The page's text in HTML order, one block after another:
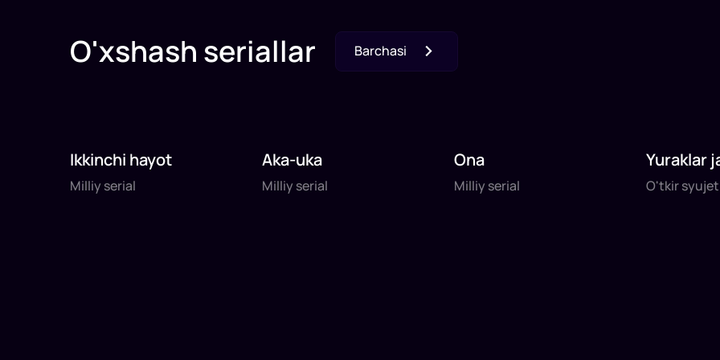
O'xshash seriallar Barchasi
Milliy serial
daq
Ikkinchi hayot
Milliy serial
Milliy serial
daq
Aka-uka
Milliy serial
Milliy serial
daq
Ona
Milliy serial
O'tkir
daq
Yuraklar
O'tkir